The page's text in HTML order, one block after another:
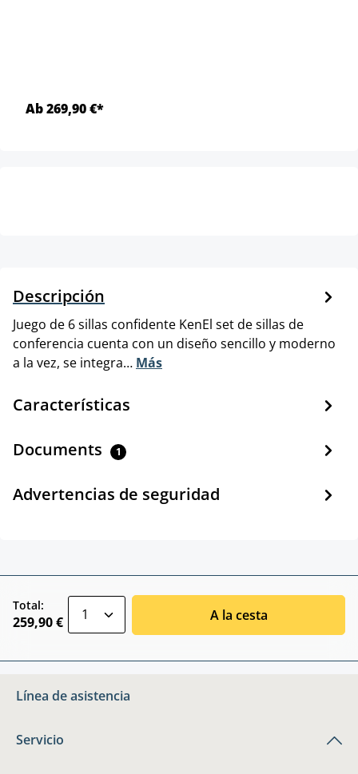
Ab 269,90 €*
Descripción
Juego de 6 sillas confidente KenEl set de sillas de
conferencia cuenta con un diseño sencillo y moderno
a la vez, se integra… Más
Características
Documents 1
Advertencias de seguridad
Total:
259,90 € A la cesta
Línea de asistencia
Servicio